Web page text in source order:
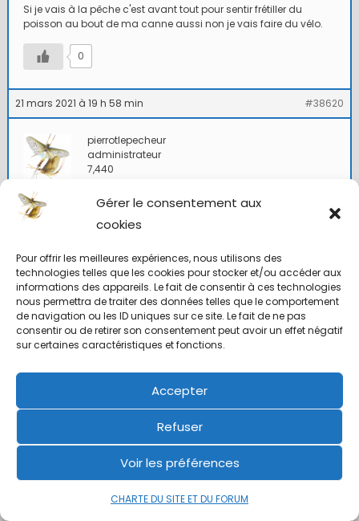
Gérer le consentement aux
cookies
Pour offrir les meilleures expériences, nous utilisons des
technologies telles que les cookies pour stocker et/ou accéder aux
informations des appareils. Le fait de consentir à ces technologies
nous permettra de traiter des données telles que le comportement
de navigation ou les ID uniques sur ce site. Le fait de ne pas
consentir ou de retirer son consentement peut avoir un effet négatif
sur certaines caractéristiques et fonctions.
Accepter
Refuser
Voir les préférences
CHARTE DU SITE ET DU FORUM
Si je vais à la pêche c'est avant tout pour sentir frétiller du
poisson au bout de ma canne aussi non je vais faire du vélo.
0
21 mars 2021 à 19 h 58 min #38620
pierrotlepecheur
administrateur
7,440
Sympa, mais ne crains-tu pas que la mouche supérieure
accroche le bas de ligne lors des faux lancers ?
A la fin, toutes choses viennent se fondre en une seule, et au
milieu coule une rivière. La rivière a creusé son lit au moment du
grand déluge, elle recouvre les rochers d'un élan surgi de
l'origine des temps. Sur certains des rochers, il y a la trace
laissée par les gouttes d'une pluie immémoriale. Sous les
rochers, il y a les paroles, parfois les paroles sont l'émanation
des rochers eux-mêmes.
21 mars 2021 à 20 h 11 min #38621
administrateur